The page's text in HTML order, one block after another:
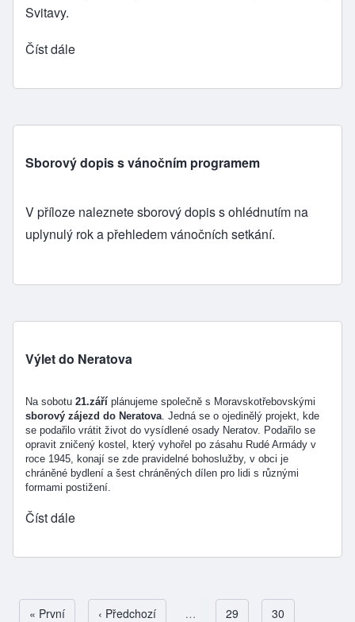
Svitavy.
Číst dále
Sborový dopis s vánočním programem
V příloze naleznete sborový dopis s ohlédnutím na
uplynulý rok a přehledem vánočních setkání.
Výlet do Neratova
Na sobotu 21.září plánujeme společně s Moravskotřebovskými
sborový zájezd do Neratova . Jedná se o ojedinělý projekt, kde
se podařilo vrátit život do vysídlené osady Neratov. Podařilo se
opravit zničený kostel, který vyhořel po zásahu Rudé Armády v
roce 1945, konají se zde pravidelné bohoslužby, v obci je
chráněné bydlení a šest chráněných dílen pro lidi s různými
formami postižení.
Číst dále
First page
« První Předchozí stránka
‹ Předchozí … Page
29 Page
30